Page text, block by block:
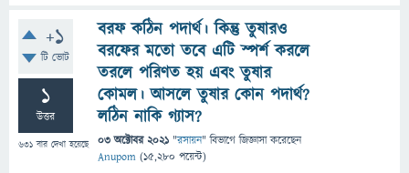
+1
টি ভোট
1
উত্তর
631 বার দেখা হয়েছে
বরফ কঠিন পদার্থ। কিন্তু তুষারও
বরফের মতো তবে এটি স্পর্শ করলে
তরলে পরিণত হয় এবং তুষার
কোমল। আসলে তুষার কোন পদার্থ?
লঠিন নাকি গ্যাস?
03 অক্টোবর 2021 "রসায়ন" বিভাগে জিজ্ঞাসাকরেছেন
Anupom (15,280 পয়েন্ট)